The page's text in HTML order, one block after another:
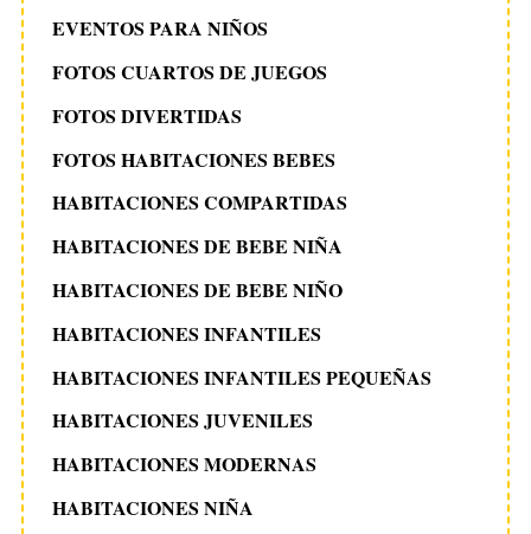
EVENTOS PARA NIÑOS
FOTOS CUARTOS DE JUEGOS
FOTOS DIVERTIDAS
FOTOS HABITACIONES BEBES
HABITACIONES COMPARTIDAS
HABITACIONES DE BEBE NIÑA
HABITACIONES DE BEBE NIÑO
HABITACIONES INFANTILES
HABITACIONES INFANTILES PEQUEÑAS
HABITACIONES JUVENILES
HABITACIONES MODERNAS
HABITACIONES NIÑA